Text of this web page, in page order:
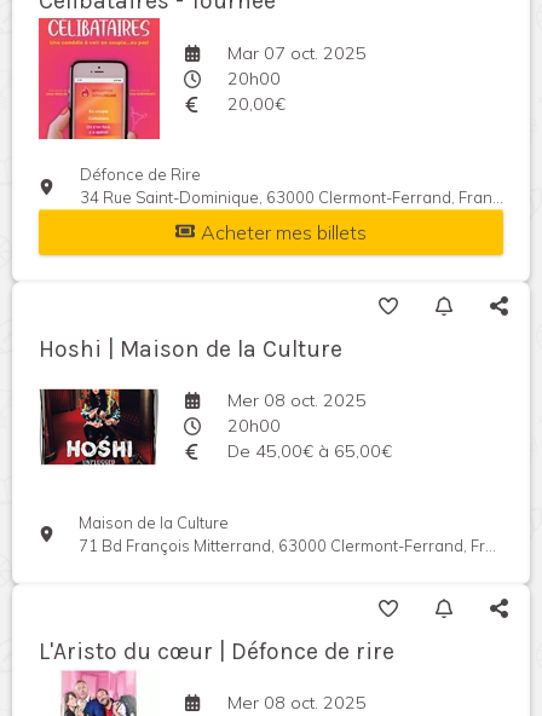
Mar 07 oct. 2025
20h00
20,00€
Défonce de Rire
34 Rue Saint-Dominique, 63000 Clermont-Ferrand, France
Acheter mes billets
Hoshi | Maison de la Culture
Mer 08 oct. 2025
20h00
De 45,00€ à 65,00€
Maison de la Culture
71 Bd François Mitterrand, 63000 Clermont-Ferrand, France
L'Aristo du cœur | Défonce de rire
Mer 08 oct. 2025